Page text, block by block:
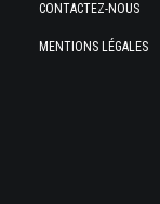
CONTACTEZ-NOUS
MENTIONS LÉGALES